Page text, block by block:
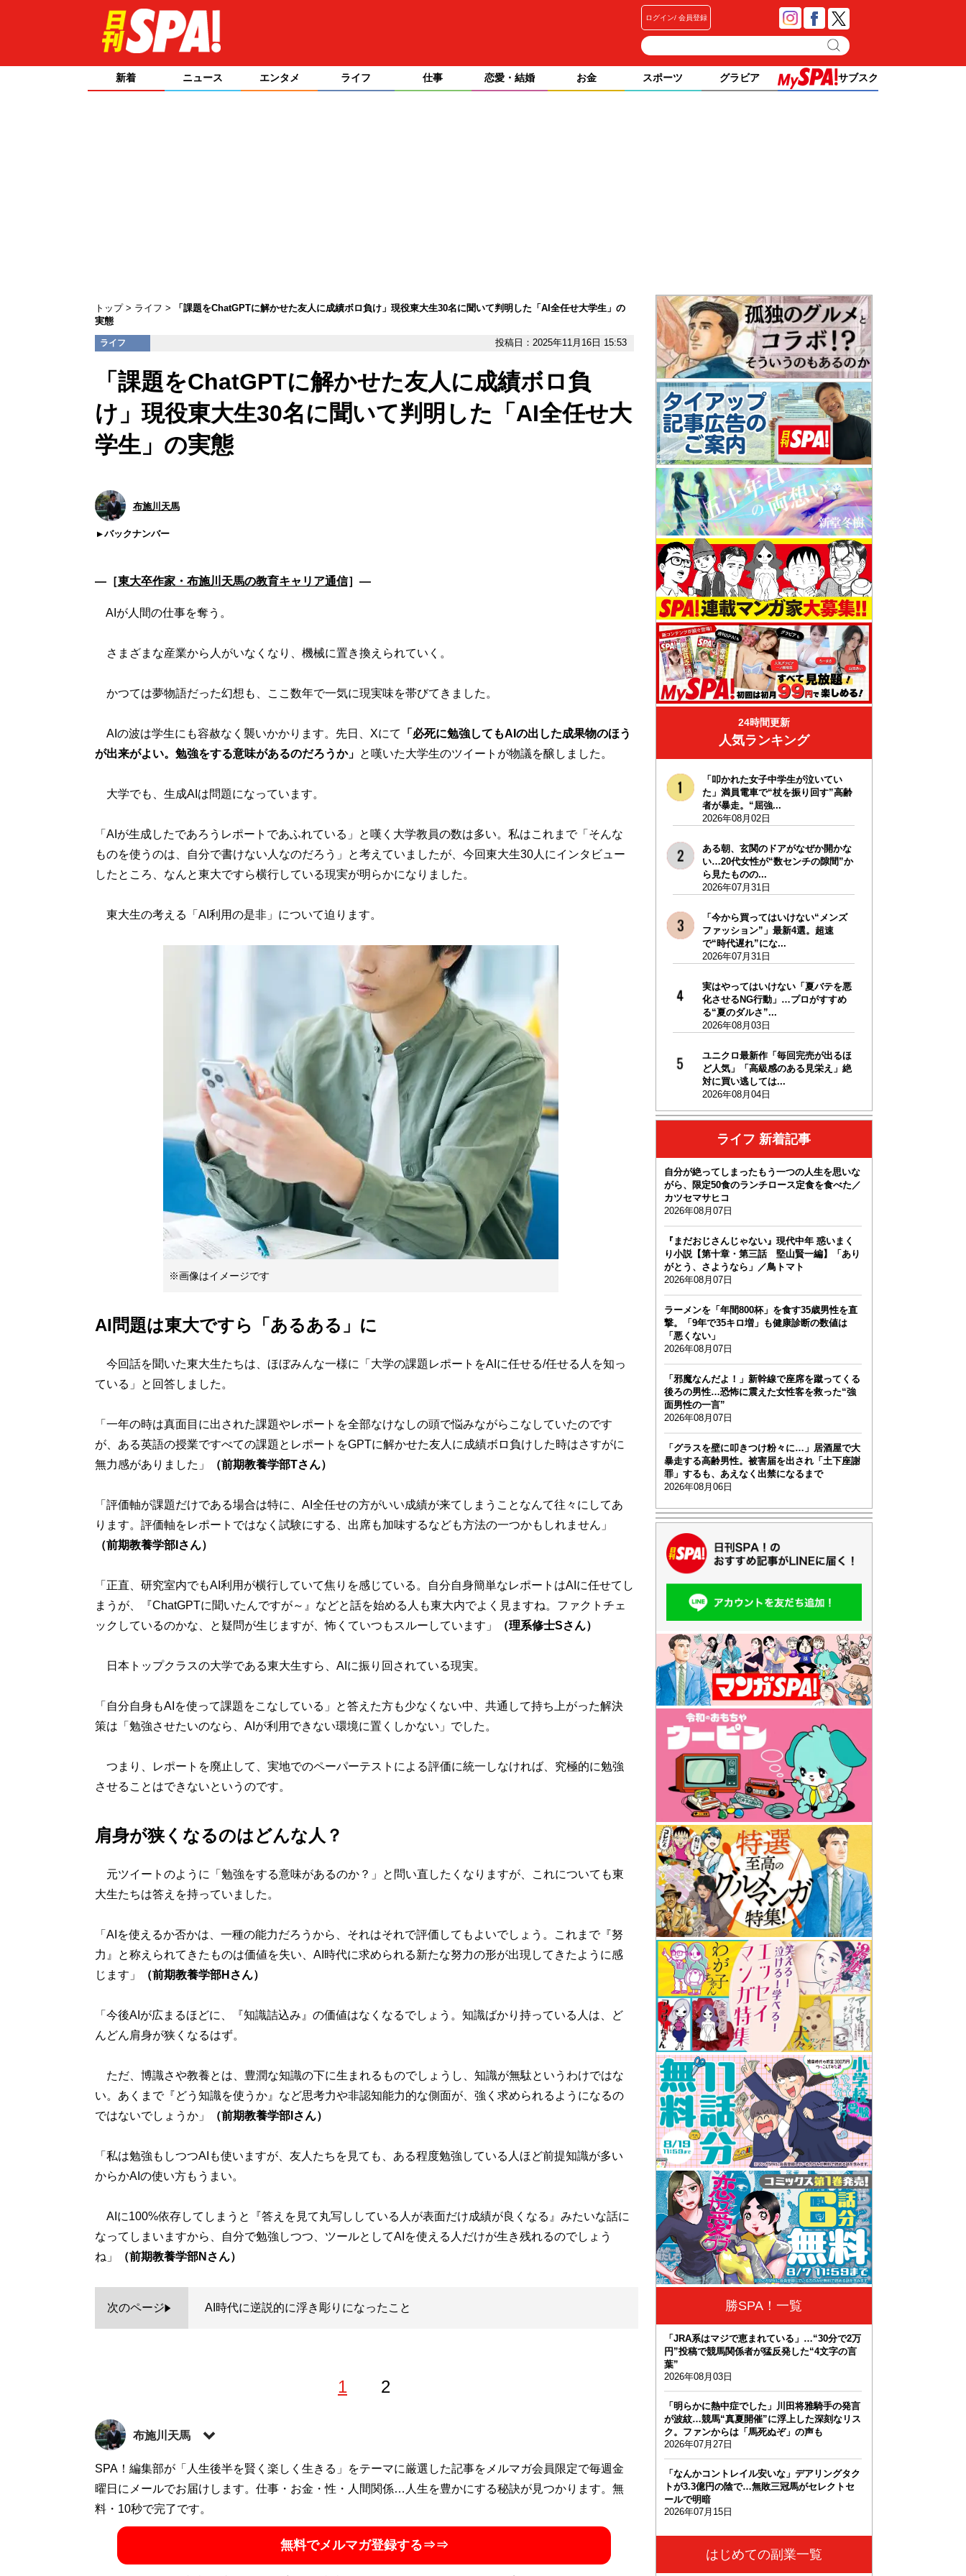
ログイン 会員登録
新着 ニュース エンタメ ライフ 仕事 恋愛・結婚 お金 スポーツ グラビア サブスク
トップ ライフ
「課題をChatGPTに解かせた友人に成績ボロ負け」現役東大生30名に聞いて判明した「AI全任せ大学生」の
実態
ライフ 投稿日：2025年11月16日 15:53
「課題をChatGPTに解かせた友人に成績ボロ負
け」現役東大生30名に聞いて判明した「AI全任せ大
学生」の実態
布施川天馬
バックナンバー
―［東大卒作家・布施川天馬の教育キャリア通信］―
AIが人間の仕事を奪う。
さまざまな産業から人がいなくなり、機械に置き換えられていく。
かつては夢物語だった幻想も、ここ数年で一気に現実味を帯びてきました。
AIの波は学生にも容赦なく襲いかかります。先日、Xにて 「必死に勉強してもAIの出した成果物のほう
が出来がよい。勉強をする意味があるのだろうか」 と嘆いた大学生のツイートが物議を醸しました。
大学でも、生成AIは問題になっています。
「AIが生成したであろうレポートであふれている」と嘆く大学教員の数は多い。私はこれまで「そんな
ものを使うのは、自分で書けない人なのだろう」と考えていましたが、今回東大生30人にインタビュー
したところ、なんと東大ですら横行している現実が明らかになりました。
東大生の考える「AI利用の是非」について迫ります。
※画像はイメージです
AI問題は東大ですら「あるある」に
今回話を聞いた東大生たちは、ほぼみんな一様に「大学の課題レポートをAIに任せる/任せる人を知っ
ている」と回答しました。
「一年の時は真面目に出された課題やレポートを全部なけなしの頭で悩みながらこなしていたのです
が、ある英語の授業ですべての課題とレポートをGPTに解かせた友人に成績ボロ負けした時はさすがに
無力感がありました」
（前期教養学部Tさん）
「評価軸が課題だけである場合は特に、AI全任せの方がいい成績が来てしまうことなんて往々にしてあ
ります。評価軸をレポートではなく試験にする、出席も加味するなども方法の一つかもしれません」
（前期教養学部Iさん）
「正直、研究室内でもAI利用が横行していて焦りを感じている。自分自身簡単なレポートはAIに任せてし
まうが、『ChatGPTに聞いたんですが～』などと話を始める人も東大内でよく見ますね。ファクトチェ
ックしているのかな、と疑問が生じますが、怖くていつもスルーしています」
（理系修士Sさん）
日本トップクラスの大学である東大生すら、AIに振り回されている現実。
「自分自身もAIを使って課題をこなしている」と答えた方も少なくない中、共通して持ち上がった解決
策は「勉強させたいのなら、AIが利用できない環境に置くしかない」でした。
つまり、レポートを廃止して、実地でのペーパーテストによる評価に統一しなければ、究極的に勉強
させることはできないというのです。
肩身が狭くなるのはどんな人？
元ツイートのように「勉強をする意味があるのか？」と問い直したくなりますが、これについても東
大生たちは答えを持っていました。
「AIを使えるか否かは、一種の能力だろうから、それはそれで評価してもよいでしょう。これまで『努
力』と称えられてきたものは価値を失い、AI時代に求められる新たな努力の形が出現してきたように感
じます」
（前期教養学部Hさん）
「今後AIが広まるほどに、『知識詰込み』の価値はなくなるでしょう。知識ばかり持っている人は、ど
んどん肩身が狭くなるはず。
ただ、博識さや教養とは、豊潤な知識の下に生まれるものでしょうし、知識が無駄というわけではな
い。あくまで『どう知識を使うか』など思考力や非認知能力的な側面が、強く求められるようになるの
ではないでしょうか」
（前期教養学部Iさん）
「私は勉強もしつつAIも使いますが、友人たちを見ても、ある程度勉強している人ほど前提知識が多い
からかAIの使い方もうまい。
AIに100%依存してしまうと『答えを見て丸写ししている人が表面だけ成績が良くなる』みたいな話に
なってしまいますから、自分で勉強しつつ、ツールとしてAIを使える人だけが生き残れるのでしょう
ね」
（前期教養学部Nさん）
次のページ AI時代に逆説的に浮き彫りになったこと
1 2
布施川天馬
著述家、教育ライター。 一般財団法人「ドラゴン桜財団」評議員。 1997年生まれ。世帯年収300万円台
の家庭に生まれながらも、効率的な勉強法を編み出し、一浪の末東大合格を果たす。著書に最小コスト
で結果を出すノウハウを体系化した『
ついた「コスパを極限まで高める時間の使い方」を解説した『東大式時間術』など。株式会社カルペ・
にて、お金と時間をかけない「省エネスタイルの勉強法」などを伝える。MENSA会員。（Xア
SPA！編集部が「人生後半を賢く楽しく生きる」をテーマに厳選した記事をメルマガ会員限定で毎週金
曜日にメールでお届けします。仕事・お金・性・人間関係…人生を豊かにする秘訣が見つかります。無
料・10秒で完了です。
無料でメルマガ登録する⇒⇒
24時間更新
人気ランキング
「叩かれた女子中学生が泣いてい
た」満員電車で“杖を振り回す”高齢
者が暴走。“屈強...
2026年08月02日
ある朝、玄関のドアがなぜか開かな
い…20代女性が“数センチの隙間”か
ら見たものの...
2026年07月31日
「今から買ってはいけない“メンズ
ファッション”」最新4選。超速
で“時代遅れ”にな...
2026年07月31日
実はやってはいけない「夏バテを悪
化させるNG行動」…プロがすすめ
る“夏のダルさ”...
2026年08月03日
ユニクロ最新作「毎回完売が出るほ
ど人気」「高級感のある見栄え」絶
対に買い逃しては...
2026年08月04日
ライフ 新着記事
自分が絶ってしまったもう一つの人生を思いな
がら、限定50食のランチロース定食を食べた／
カツセマサヒコ
2026年08月07日
『まだおじさんじゃない』現代中年 惑いまく
り小説【第十章・第三話 堅山賢一編】「あり
がとう、さようなら」／鳥トマト
2026年08月07日
ラーメンを「年間800杯」を食す35歳男性を直
撃。「9年で35キロ増」も健康診断の数値は
「悪くない」
2026年08月07日
「邪魔なんだよ！」新幹線で座席を蹴ってくる
後ろの男性…恐怖に震えた女性客を救った“強
面男性の一言”
2026年08月07日
「グラスを壁に叩きつけ粉々に…」居酒屋で大
暴走する高齢男性。被害届を出され「土下座謝
罪」するも、あえなく出禁になるまで
2026年08月06日
勝SPA！一覧
「JRA系はマジで恵まれている」…“30分で2万
円”投稿で競馬関係者が猛反発した“4文字の言
葉”
2026年08月03日
「明らかに熱中症でした」川田将雅騎手の発言
が波紋…競馬“真夏開催”に浮上した深刻なリス
ク。ファンからは「馬死ぬぞ」の声も
2026年07月27日
「なんかコントレイル安いな」デアリングタク
トが3.3億円の陰で…無敗三冠馬がセレクトセ
ールで明暗
2026年07月15日
はじめての副業一覧